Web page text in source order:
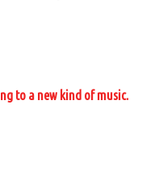
to a new kind of music.